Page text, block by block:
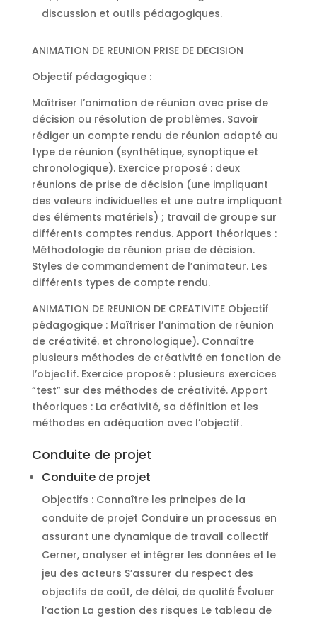
discussion et outils pédagogiques.
ANIMATION DE REUNION PRISE DE DECISION
Objectif pédagogique :
Maîtriser l’animation de réunion avec prise de
décision ou résolution de problèmes. Savoir
rédiger un compte rendu de réunion adapté au
type de réunion (synthétique, synoptique et
chronologique). Exercice proposé : deux
réunions de prise de décision (une impliquant
des valeurs individuelles et une autre impliquant
des éléments matériels) ; travail de groupe sur
différents comptes rendus. Apport théoriques :
Méthodologie de réunion prise de décision.
Styles de commandement de l’animateur. Les
différents types de compte rendu.
ANIMATION DE REUNION DE CREATIVITE Objectif
pédagogique : Maîtriser l’animation de réunion
de créativité. et chronologique). Connaître
plusieurs méthodes de créativité en fonction de
l’objectif. Exercice proposé : plusieurs exercices
“test” sur des méthodes de créativité. Apport
théoriques : La créativité, sa définition et les
méthodes en adéquation avec l’objectif.
Conduite de projet
Conduite de projet
Objectifs : Connaître les principes de la
conduite de projet Conduire un processus en
assurant une dynamique de travail collectif
Cerner, analyser et intégrer les données et le
jeu des acteurs S’assurer du respect des
objectifs de coût, de délai, de qualité Évaluer
l’action La gestion des risques Le tableau de